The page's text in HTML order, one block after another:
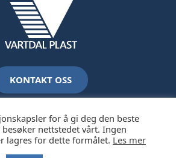
KONTAKT OSS
for å gi deg den beste
nettstedet vårt. Ingen
lagres for dette formålet. Les mer